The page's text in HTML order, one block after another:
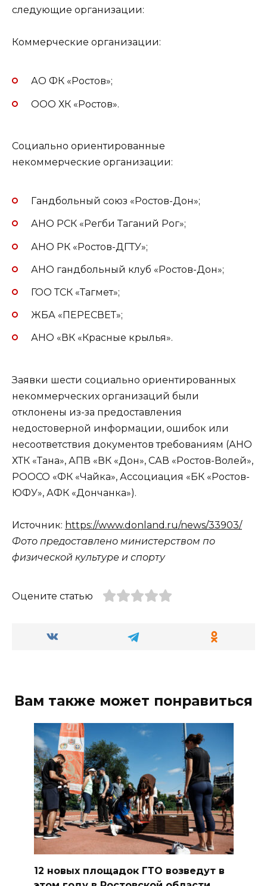
следующие организации:
Коммерческие организации:
АО ФК «Ростов»;
ООО ХК «Ростов».
Социально ориентированные
некоммерческие организации:
Гандбольный союз «Ростов-Дон»;
АНО РСК «Регби Таганий Рог»;
АНО РК «Ростов-ДГТУ»;
АНО гандбольный клуб «Ростов-Дон»;
ГОО ТСК «Тагмет»;
ЖБА «ПЕРЕСВЕТ»;
АНО «ВК «Красные крылья».
Заявки шести социально ориентированных
некоммерческих организаций были
отклонены из-за предоставления
недостоверной информации, ошибок или
несоответствия документов требованиям (АНО
ХТК «Тана», АПВ «ВК «Дон», САВ «Ростов-Волей»,
РООСО «ФК «Чайка», Ассоциация «БК «Ростов-
ЮФУ», АФК «Дончанка»).
Источник: https://www.donland.ru/news/33903/
Фото предоставлено министерством по
физической культуре и спорту
Оцените статью
Вам также может понравиться
12 новых площадок ГТО возведут в